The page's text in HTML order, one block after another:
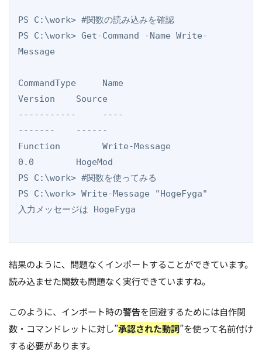
PS C:\work> #関数の読み込みを確認
PS C:\work> Get-Command -Name Write-
Message
CommandType     Name
Version    Source
-----------     ----
-------    ------
Function        Write-Message
0.0        HogeMod
PS C:\work> #関数を使ってみる
PS C:\work> Write-Message "HogeFyga"
入力メッセージは HogeFyga
結果のように、問題なくインポートすることができています。
読み込ませた関数も問題なく実行できていますね。
このように、インポート時の警告を回避するためには自作関
数・コマンドレットに対し”承認された動詞”を使って名前付け
する必要があります。